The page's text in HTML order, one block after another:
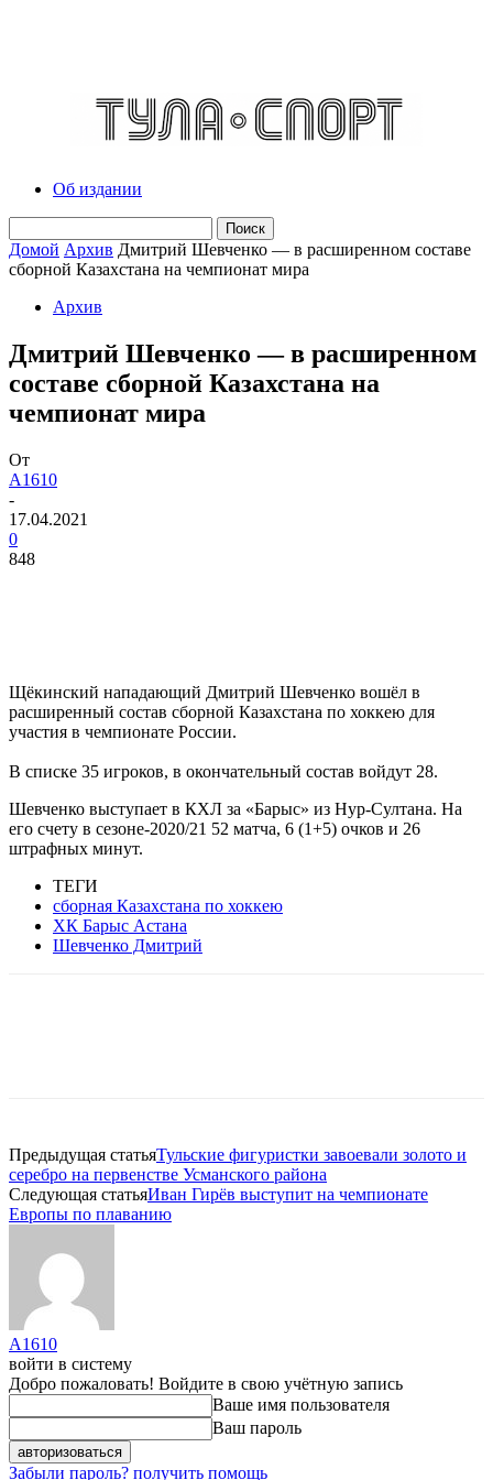
Об издании
Домой Архив Дмитрий Шевченко — в расширенном составе
сборной Казахстана на чемпионат мира
Архив
Дмитрий Шевченко — в расширенном
составе сборной Казахстана на
чемпионат мира
От
A1610
-
17.04.2021
0
848
Щёкинский нападающий Дмитрий Шевченко вошёл в
расширенный состав сборной Казахстана по хоккею для
участия в чемпионате России.
В списке 35 игроков, в окончательный состав войдут 28.
Шевченко выступает в КХЛ за «Барыс» из Нур-Султана. На
его счету в сезоне-2020/21 52 матча, 6 (1+5) очков и 26
штрафных минут.
ТЕГИ
сборная Казахстана по хоккею
ХК Барыс Астана
Шевченко Дмитрий
Предыдущая статьяТульские фигуристки завоевали золото и
серебро на первенстве Усманского района
Следующая статьяИван Гирёв выступит на чемпионате
Европы по плаванию
A1610
войти в систему
Добро пожаловать! Войдите в свою учётную запись
Ваше имя пользователя
Ваш пароль
Забыли пароль? получить помощь